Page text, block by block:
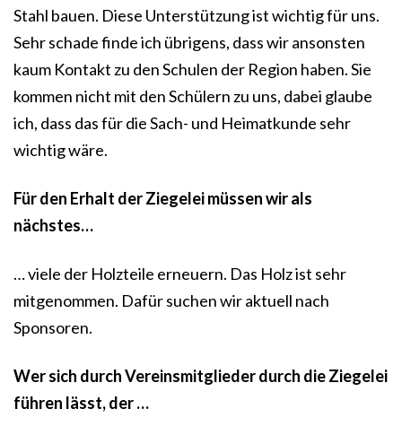
Stahl bauen. Diese Unterstützung ist wichtig für uns.
Sehr schade finde ich übrigens, dass wir ansonsten
kaum Kontakt zu den Schulen der Region haben. Sie
kommen nicht mit den Schülern zu uns, dabei glaube
ich, dass das für die Sach- und Heimatkunde sehr
wichtig wäre.
Für den Erhalt der Ziegelei müssen wir als
nächstes…
… viele der Holzteile erneuern. Das Holz ist sehr
mitgenommen. Dafür suchen wir aktuell nach
Sponsoren.
Wer sich durch Vereinsmitglieder durch die Ziegelei
führen lässt, der …